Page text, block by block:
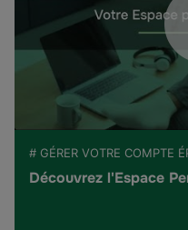
# GÉRER VOTRE COMPTE
Découvrez l'Espace